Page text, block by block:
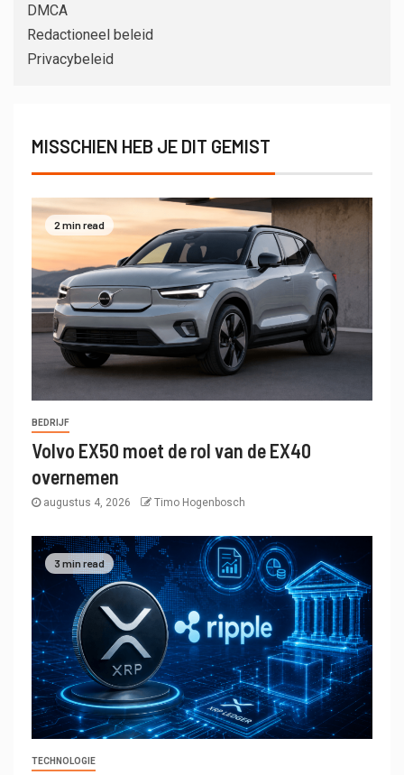
DMCA
Redactioneel beleid
Privacybeleid
MISSCHIEN HEB JE DIT GEMIST
2 min read
BEDRIJF
Volvo EX50 moet de rol van de EX40
overnemen
augustus 4, 2026 Timo Hogenbosch
3 min read
TECHNOLOGIE